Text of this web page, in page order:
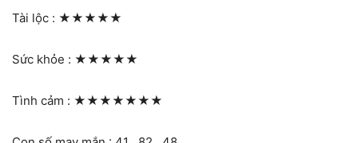
Tài lộc : ★★★★★
Sức khỏe : ★★★★★
Tình cảm : ★★★★★★★